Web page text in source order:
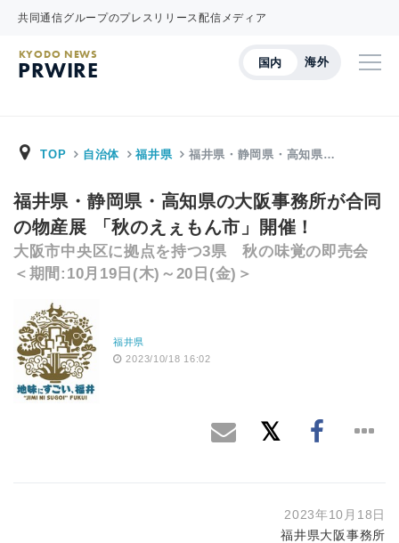
共同通信グループのプレスリリース配信メディア
国内 海外
KYODO NEWS
PRWIRE
TOP 自治体 福井県 福井県・静岡県・高知県…
福井県・静岡県・高知県の大阪事務所が合同
の物産展 「秋のえぇもん市」開催！
大阪市中央区に拠点を持つ3県 秋の味覚の即売会
＜期間:10月19日(木)～20日(金)＞
福井県
2023/10/18 16:02
2023年10月18日
福井県大阪事務所